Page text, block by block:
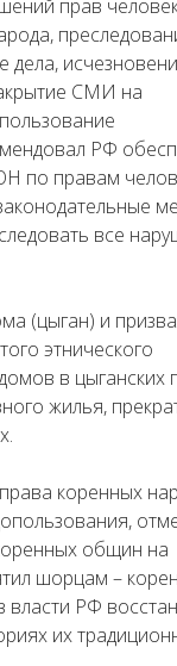
прав
дела,
СМИ на
РФ
по правам
все
(цыган) и
этнического
в цыганских
жилья,
коренных
общин на
шорцам –
РФ
их